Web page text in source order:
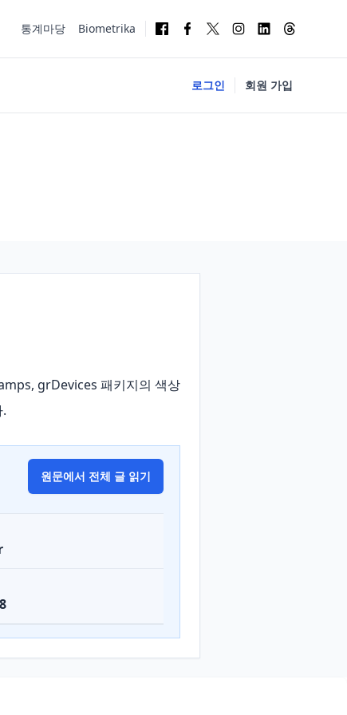
통계마당 Biometrika
로그인 회원 가입
grDevices 패키지의 색상
원문에서 전체 글 읽기